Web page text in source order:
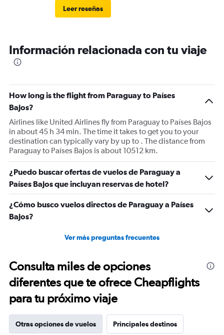
Leer reseñas
Información relacionada con tu viaje
How long is the flight from Paraguay to Países
Bajos?
Airlines like United Airlines fly from Paraguay to Países Bajos
in about 45 h 34 min. The time it takes to get you to your
destination can typically vary by up to . The distance from
Paraguay to Países Bajos is about 10512 km.
¿Puedo buscar ofertas de vuelos de Paraguay a
Países Bajos que incluyan reservas de hotel?
¿Cómo busco vuelos directos de Paraguay a Países
Bajos?
Ver más preguntas frecuentes
Consulta miles de opciones
diferentes que te ofrece Cheapflights
para tu próximo viaje
Otras opciones de vuelos Principales destinos